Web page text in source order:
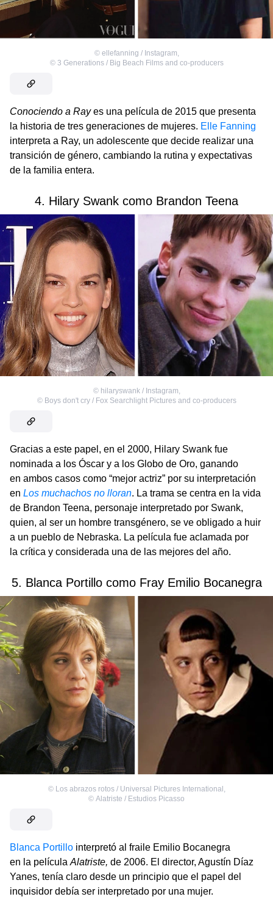
© ellefanning / Instagram,
© 3 Generations / Big Beach Films and co-producers
Conociendo a Rayes una película de 2015 que presenta
la historia de tres generaciones de mujeres. Elle Fanning
interpreta a Ray, un adolescente que decide realizar una
transición de género, cambiando la rutina y expectativas
de la familia entera.
4. Hilary Swank como Brandon Teena
© hilaryswank / Instagram,
© Boys don't cry / Fox Searchlight Pictures and co-producers
Gracias a este papel, en el 2000, Hilary Swank fue
nominada a los Óscar y a los Globo de Oro, ganando
en ambos casos como “mejor actriz” por su interpretación
en Los muchachos no lloran. La trama se centra en la vida
de Brandon Teena, personaje interpretado por Swank,
quien, al ser un hombre transgénero, se ve obligado a huir
a un pueblo de Nebraska. La película fue aclamada por
la crítica y considerada una de las mejores del año.
5. Blanca Portillo como Fray Emilio Bocanegra
© Los abrazos rotos / Universal Pictures International ,
© Alatriste / Estudios Picasso
Blanca Portillo interpretó al fraile Emilio Bocanegra
en la película Alatriste, de 2006. El director, Agustín Díaz
Yanes, tenía claro desde un principio que el papel del
inquisidor debía ser interpretado por una mujer.